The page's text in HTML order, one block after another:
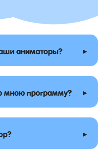
аниматоры? ▸
мною программу? ▸
▸